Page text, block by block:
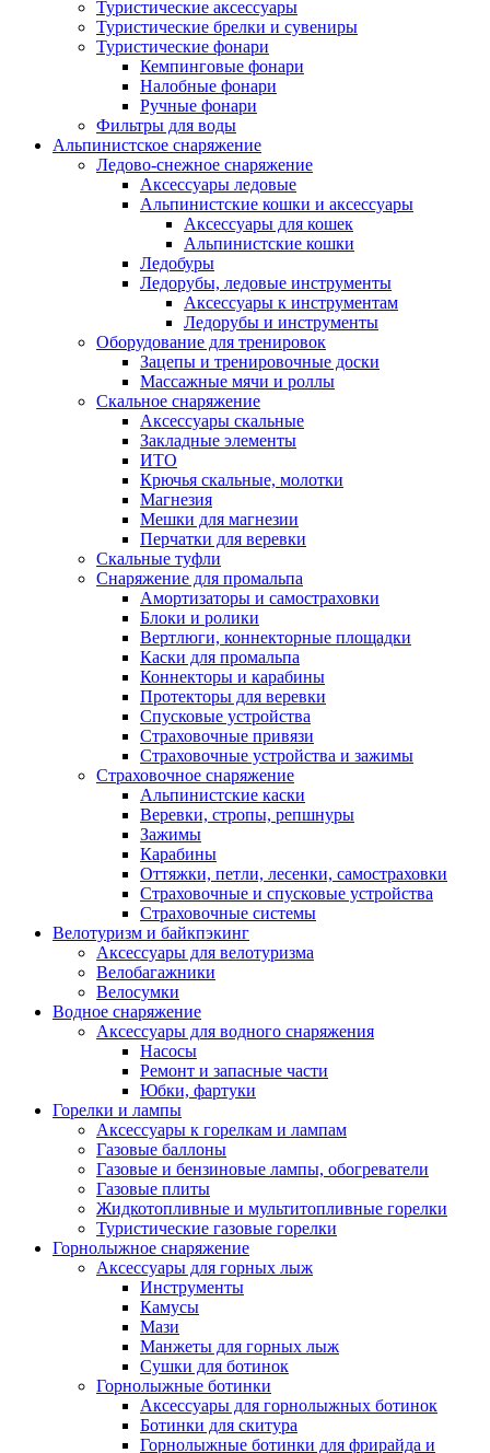
Туристические аксессуары
Туристические брелки и сувениры
Туристические фонари
Кемпинговые фонари
Налобные фонари
Ручные фонари
Фильтры для воды
Альпинистское снаряжение
Ледово-снежное снаряжение
Аксессуары ледовые
Альпинистские кошки и аксессуары
Аксессуары для кошек
Альпинистские кошки
Ледобуры
Ледорубы, ледовые инструменты
Аксессуары к инструментам
Ледорубы и инструменты
Оборудование для тренировок
Зацепы и тренировочные доски
Массажные мячи и роллы
Скальное снаряжение
Аксессуары скальные
Закладные элементы
ИТО
Крючья скальные, молотки
Магнезия
Мешки для магнезии
Перчатки для веревки
Скальные туфли
Снаряжение для промальпа
Амортизаторы и самостраховки
Блоки и ролики
Вертлюги, коннекторные площадки
Каски для промальпа
Коннекторы и карабины
Протекторы для веревки
Спусковые устройства
Страховочные привязи
Страховочные устройства и зажимы
Страховочное снаряжение
Альпинистские каски
Веревки, стропы, репшнуры
Зажимы
Карабины
Оттяжки, петли, лесенки, самостраховки
Страховочные и спусковые устройства
Страховочные системы
Велотуризм и байкпэкинг
Аксессуары для велотуризма
Велобагажники
Велосумки
Водное снаряжение
Аксессуары для водного снаряжения
Насосы
Ремонт и запасные части
Юбки, фартуки
Горелки и лампы
Аксессуары к горелкам и лампам
Газовые баллоны
Газовые и бензиновые лампы, обогреватели
Газовые плиты
Жидкотопливные и мультитопливные горелки
Туристические газовые горелки
Горнолыжное снаряжение
Аксессуары для горных лыж
Инструменты
Камусы
Мази
Манжеты для горных лыж
Сушки для ботинок
Горнолыжные ботинки
Аксессуары для горнолыжных ботинок
Ботинки для скитура
Горнолыжные ботинки для фрирайда и